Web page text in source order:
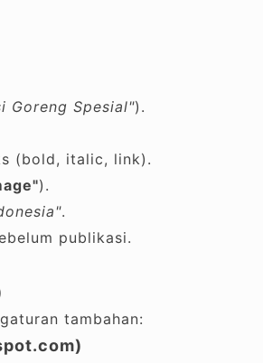
Goreng Spesial").
(bold, italic, link).
).
.
publikasi.
tambahan: